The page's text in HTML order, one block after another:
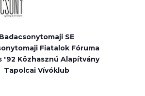
Badacsonytomaji SE
Fiatalok Fóruma
'92 Közhasznú Alapítvány
Tapolcai Vívóklub